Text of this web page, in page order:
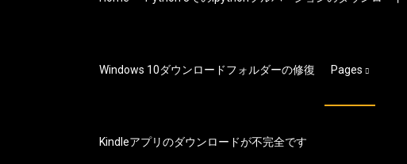
Windows 10ダウンロードフォルダーの修復 Pages
Kindleアプリのダウンロードが不完全です